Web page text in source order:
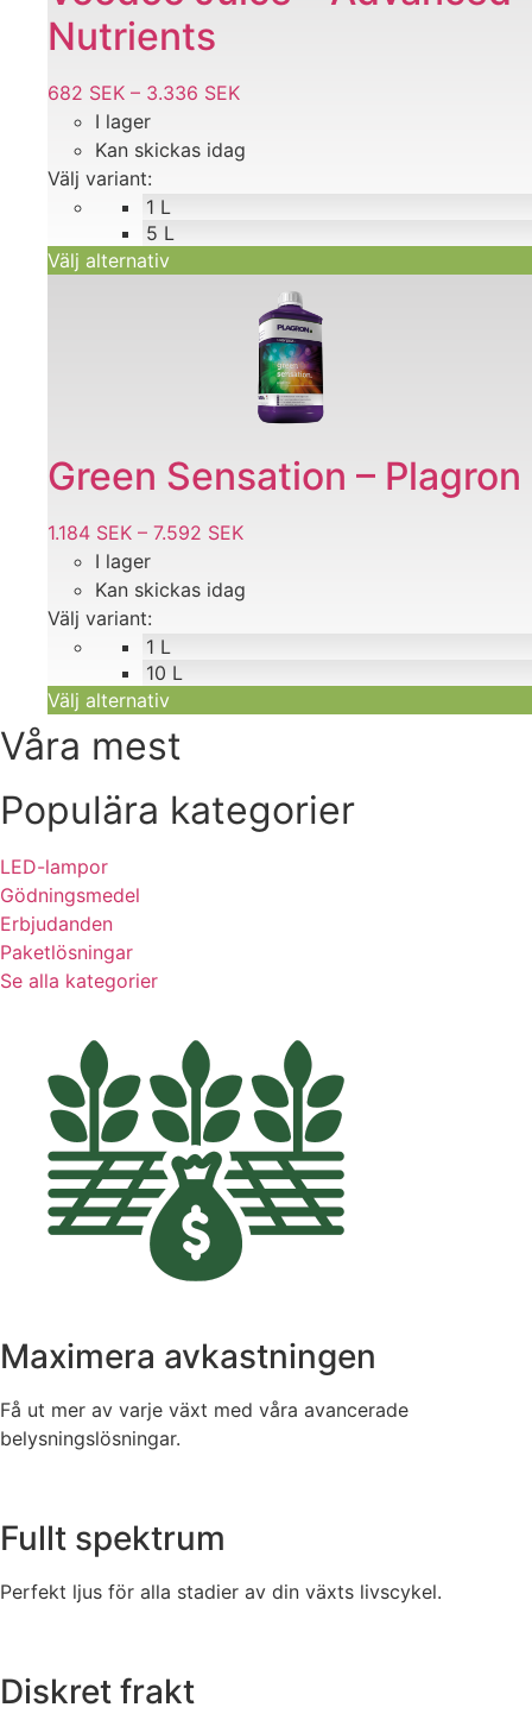
Nutrients
682 SEK – 3.336 SEK
till
1 L
5 L
I lager
Kan skickas idag
Välj variant:
Välj alternativ
alternativen
väljas
produktsidan
Green Sensation – Plagron
1.184 SEK – 7.592 SEK
till
1 L
10 L
I lager
Kan skickas idag
Välj variant:
Välj alternativ
De
olika
kan
väljas
produktsidan
Våra mest
Populära kategorier
LED-lampor
Gödningsmedel
Erbjudanden
Paketlösningar
Se alla kategorier
Maximera avkastningen
Få ut mer av varje växt med våra avancerade
belysningslösningar.
Fullt spektrum
Perfekt ljus för alla stadier av din växts livscykel.
Diskret frakt